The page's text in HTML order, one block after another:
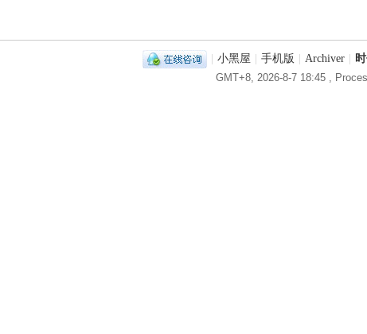
小黑屋 手机版 Archiver
GMT+8, 2026-8-7 18:45,